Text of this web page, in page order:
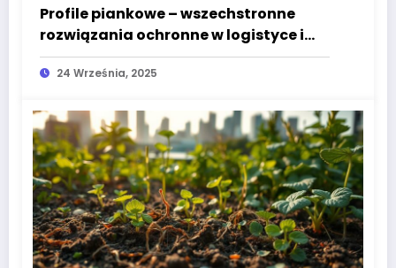
Profile piankowe – wszechstronne
rozwiązania ochronne w logistyce i
przemyśle
24 Września, 2025